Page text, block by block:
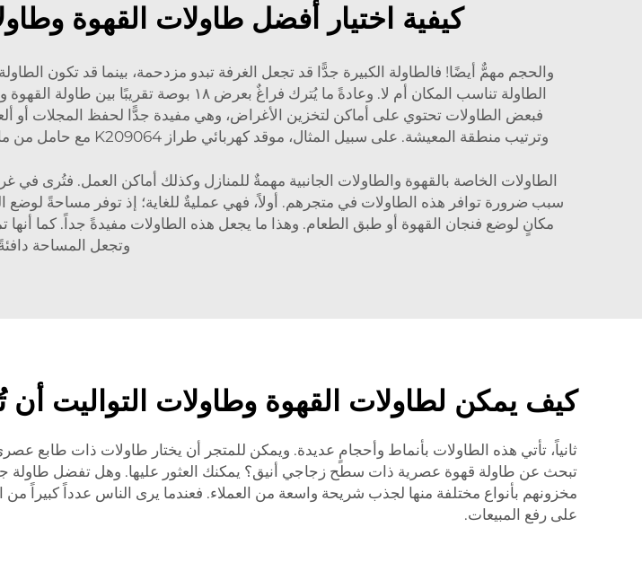
كيفية اختيار أفضل طاولات القهوة
والحجم مهمٌّ أيضًا! فالطاولة الكبيرة جدًّا قد تجعل الغرفة تبدو مزدحمة، بينما قد تكون
الطاولة تناسب المكان أم لا. وعادةً ما يُترك
فبعض الطاولات تحتوي على أماكن لتخزين الأغراض، وهي مفيدة جدًّا لحفظ المجلات أو
وترتيب منطقة المعيشة. على سبيل المثال، موقد كهربائي طراز K209064 مع حامل من مادة Mgo ووحدة تحكم عن بُعد
الطاولات الخاصة بالقهوة والطاولات الجانبية مهمةٌ للمنازل وكذلك أماكن العمل. فتُرى
سبب ضرورة توافر هذه الطاولات في متجرهم. أولاً، فهي عمليةٌ للغاية؛ إذ توفر مساحةً لوضع
مكانٍ لوضع فنجان القهوة أو طبق الطعام. وهذا ما يجعل هذه الطاولات مفيدةً جداً. كما أنها
وتجعل المساحة
كيف يمكن لطاولات القهوة وطاولات التواليت
ثانياً، تأتي هذه الطاولات بأنماط وأحجامٍ عديدة. ويمكن للمتجر أن يختار طاولات ذات طابع
تبحث عن طاولة قهوة عصرية ذات سطح زجاجي أنيق؟ يمكنك العثور عليها. وهل تفضل طاولة
مخزونهم بأنواع مختلفة منها لجذب شريحة واسعة من العملاء. فعندما يرى الناس عدداً كبيراً
على رفع المبيعات.